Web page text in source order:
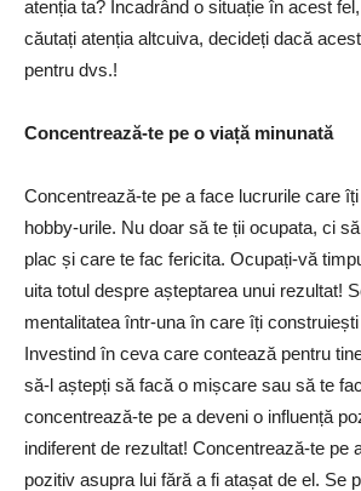
atenția ta? Încadrând o situație în acest
căutați atenția altcuiva, decideți dacă
pentru dvs.!
Concentrează-te pe o viață minunată
Concentrează-te pe a face lucrurile care
hobby-urile. Nu doar să te ții ocupata, ci
plac și care te fac fericita. Ocupați-vă
uita totul despre așteptarea unui rezultat!
mentalitatea într-una în care îți
Investind în ceva care contează pentru
să-l aștepți să facă o mișcare sau să te
concentrează-te pe a deveni o influență
indiferent de rezultat! Concentrează-te pe
pozitiv asupra lui fără a fi atașat de el. Se